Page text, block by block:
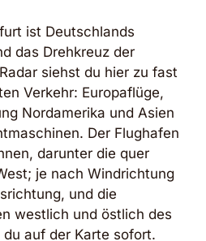
ist Deutschlands
das Drehkreuz der
siehst du hier zu fast
Verkehr: Europaflüge,
Nordamerika und Asien
Der Flughafen
darunter die quer
je nach Windrichtung
und die
westlich und östlich des
auf der Karte sofort.